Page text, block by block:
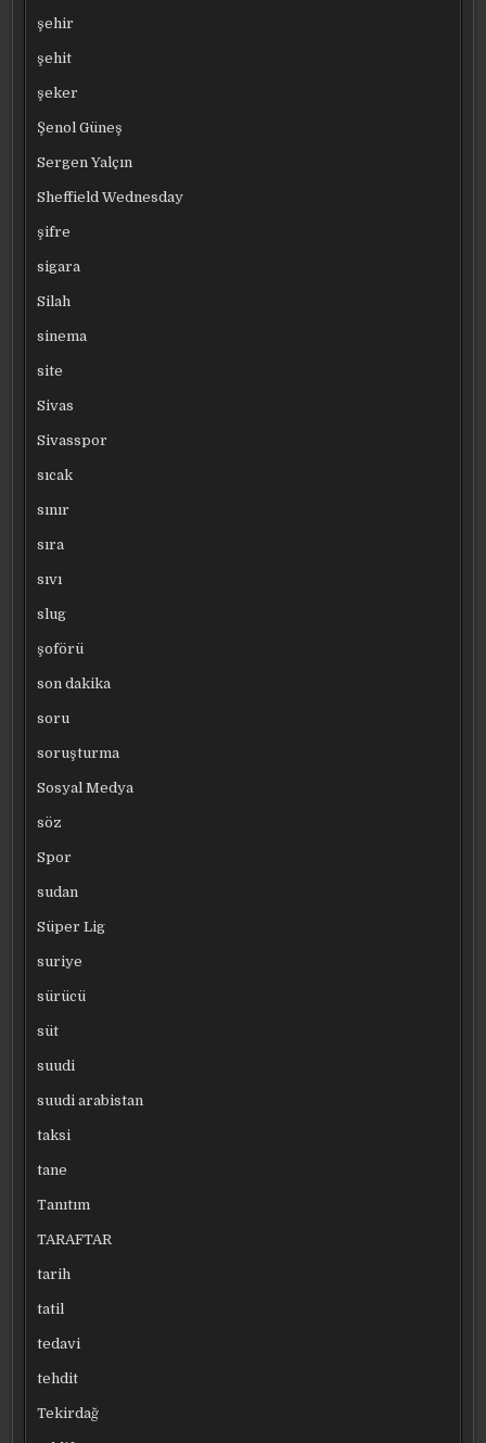
şehir
şehit
şeker
Şenol Güneş
Sergen Yalçın
Sheffield Wednesday
şifre
sigara
Silah
sinema
site
Sivas
Sivasspor
sıcak
sınır
sıra
sıvı
slug
şoförü
son dakika
soru
soruşturma
Sosyal Medya
söz
Spor
sudan
Süper Lig
suriye
sürücü
süt
suudi
suudi arabistan
taksi
tane
Tanıtım
TARAFTAR
tarih
tatil
tedavi
tehdit
Tekirdağ